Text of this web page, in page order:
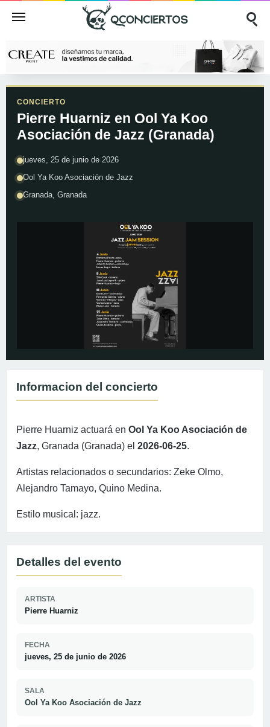
CONCIERTO
Pierre Huarniz en Ool Ya Koo
Asociación de Jazz (Granada)
jueves, 25 de junio de 2026
Ool Ya Koo Asociación de Jazz
Granada, Granada
Informacion del concierto
Pierre Huarniz actuará en Ool Ya Koo Asociación de
Jazz, Granada (Granada) el 2026-06-25.
Artistas relacionados o secundarios: Zeke Olmo,
Alejandro Tamayo, Quino Medina.
Estilo musical: jazz.
Detalles del evento
ARTISTA
Pierre Huarniz
FECHA
jueves, 25 de junio de 2026
SALA
Ool Ya Koo Asociación de Jazz